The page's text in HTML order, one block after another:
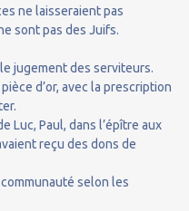
ne laisseraient pas
sont pas des Juifs.
jugement des serviteurs.
d’or, avec la prescription
Luc, Paul, dans l’épître aux
reçu des dons de
selon les